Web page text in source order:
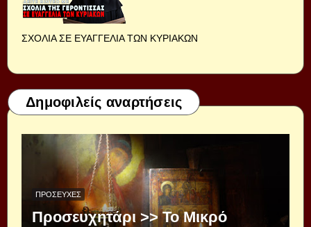
ΣΧΟΛΙΑ ΣΕ ΕΥΑΓΓΕΛΙΑ ΤΩΝ ΚΥΡΙΑΚΩΝ
Δημοφιλείς αναρτήσεις
ΠΡΟΣΕΥΧΈΣ
Προσευχητάρι >> Το Μικρό